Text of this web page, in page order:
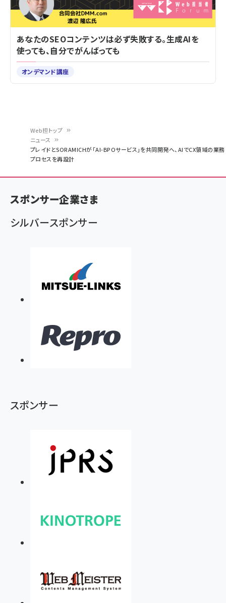
く
ず
Web担トップ
ニュース
プレイドとSORAMICHが「AI-BPOサービス」を共同開発へ、AIでCX領域の業務
プロセスを再設計
あなたのSEOコンテンツは必ず失敗する。生成AIを
使っても、自分でがんばっても
オンデマンド講座
スポンサー企業さま
シルバースポンサー
スポンサー